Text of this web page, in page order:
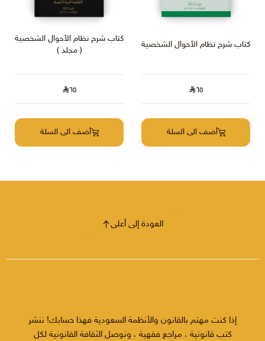
كتاب شرح نظام الأحوال الشخصية
٦٥
أضف الى السلة
كتاب شرح نظام الأحوال الشخصية
( مجلد )
٦٥
أضف الى السلة
العودة إلى أعلى
إذا كنت مهتم بالقانون والأنظمة السعودية فهذا حسابك! ننشر
كتب قانونية ، مراجع فقهية ، ونوصل الثقافة القانونية لكل